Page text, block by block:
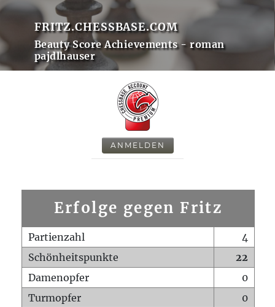
FRITZ.CHESSBASE.COM
Beauty Score Achievements - roman
pajdlhauser
ANMELDEN
Erfolge gegen Fritz
Partienzahl
4
Schönheitspunkte
22
Damenopfer
0
Turmopfer
0